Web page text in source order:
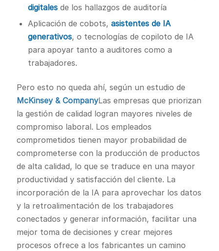
digitalesde los hallazgos de auditoría
Aplicación de cobots, asistentes de IA
generativos, o tecnologías de copiloto de IA
para apoyar tanto a auditores como a
trabajadores.
Pero esto no queda ahí, según un estudio de
McKinsey & CompanyLas empresas que priorizan
la gestión de calidad logran mayores niveles de
compromiso laboral. Los empleados
comprometidos tienen mayor probabilidad de
comprometerse con la producción de productos
de alta calidad, lo que se traduce en una mayor
productividad y satisfacción del cliente. La
incorporación de la IA para aprovechar los datos
y la retroalimentación de los trabajadores
conectados y generar información, facilitar una
mejor toma de decisiones y crear mejores
procesos ofrece a los fabricantes un camino